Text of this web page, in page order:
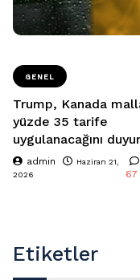
GENEL
Trump, Kanada
yüzde 35 tarife
uygulanacağını
admin
Haziran 21,
2026
67
Etiketler